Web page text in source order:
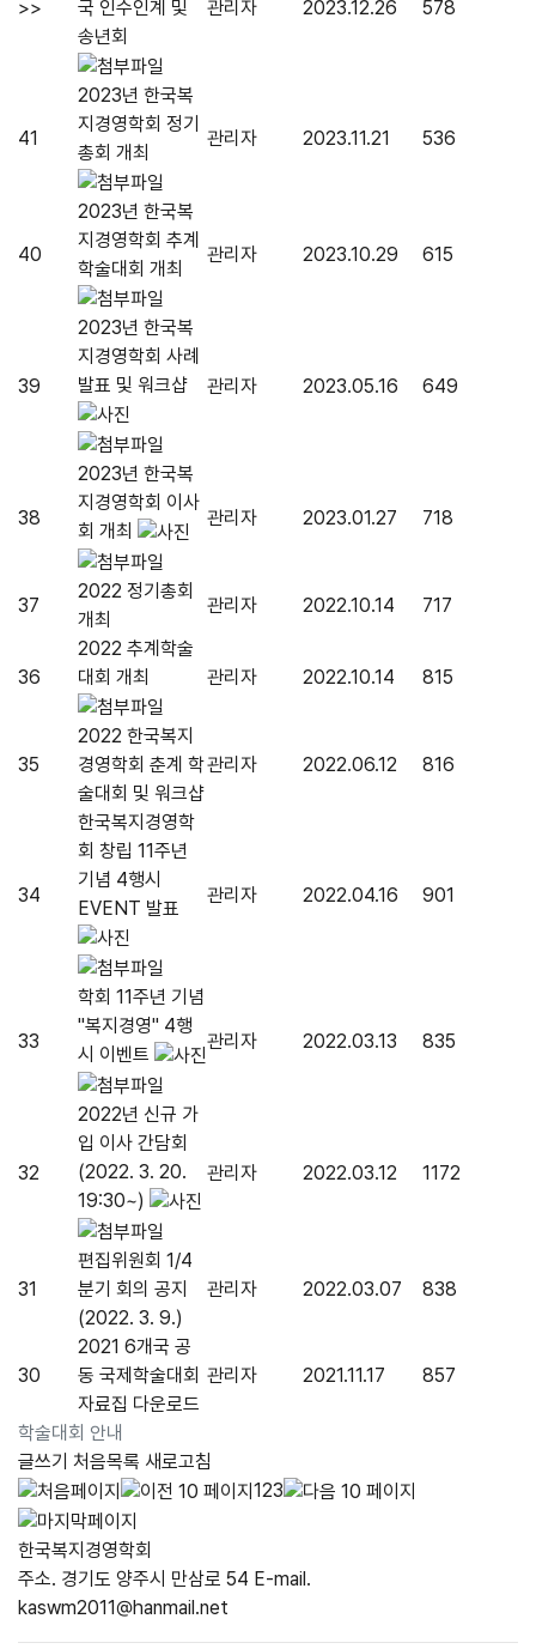
학술대회 안내
>>
국 인수인계 및
송년회
관리자 2023.12.26 578
41
2023년 한국복
지경영학회 정기
총회 개최
관리자 2023.11.21 536
40
2023년 한국복
지경영학회 추계
학술대회 개최
관리자 2023.10.29 615
39
2023년 한국복
지경영학회 사례
발표 및 워크샵
관리자 2023.05.16 649
38
2023년 한국복
지경영학회 이사
회 개최
관리자 2023.01.27 718
37
2022 정기총회
개최
관리자 2022.10.14 717
36
2022 추계학술
대회 개최
관리자 2022.10.14 815
35
2022 한국복지
경영학회 춘계 학
술대회 및 워크샵
관리자 2022.06.12 816
34
한국복지경영학
회 창립 11주년
기념 4행시
EVENT 발표
관리자 2022.04.16 901
33
학회 11주년 기념
"복지경영" 4행
시 이벤트
관리자 2022.03.13 835
32
2022년 신규 가
입 이사 간담회
(2022. 3. 20.
19:30~)
관리자 2022.03.12 1172
31
편집위원회 1/4
분기 회의 공지
(2022. 3. 9.)
관리자 2022.03.07 838
30
2021 6개국 공
동 국제학술대회
자료집 다운로드
관리자 2021.11.17 857
글쓰기 처음목록 새로고침
123
한국복지경영학회
주소. 경기도 양주시 만삼로 54 E-mail.
kaswm2011@hanmail.net